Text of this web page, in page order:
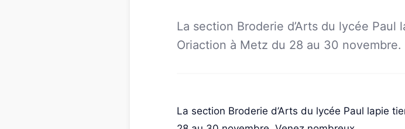
La section Broderie d’Arts du lycée Paul
Oriaction à Metz du 28 au 30
La section Broderie d’Arts du lycée Paul lapie